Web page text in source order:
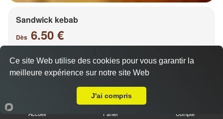
Sandwick kebab
Dès 6.50 €
Salade, tomates, oignons, chou, carottes
Accueil Panier Compte
Ce site Web utilise des cookies pour vous garantir la
meilleure expérience sur notre site Web
J'ai compris